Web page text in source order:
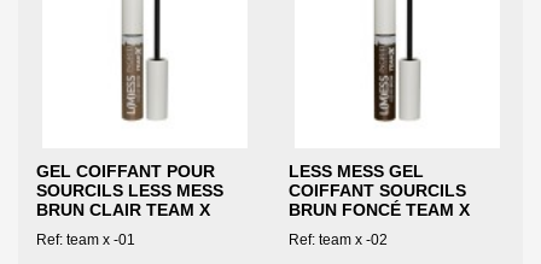
GEL COIFFANT POUR
SOURCILS LESS MESS
BRUN CLAIR TEAM X
Ref: team x -01
LESS MESS GEL
COIFFANT SOURCILS
BRUN FONCÉ TEAM X
Ref: team x -02